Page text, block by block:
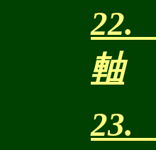
22.
軸
23.